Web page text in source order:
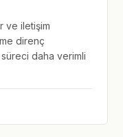
ve iletişim
direnç
daha verimli